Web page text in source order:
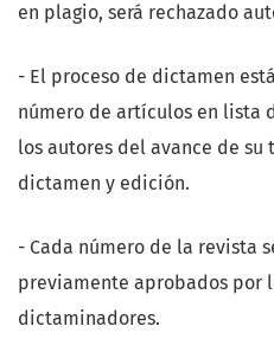
en plagio, será rechazado
- El proceso de dictamen
número de artículos en lista
los autores del avance de su
dictamen y edición.
- Cada número de la revista
previamente aprobados por
dictaminadores.